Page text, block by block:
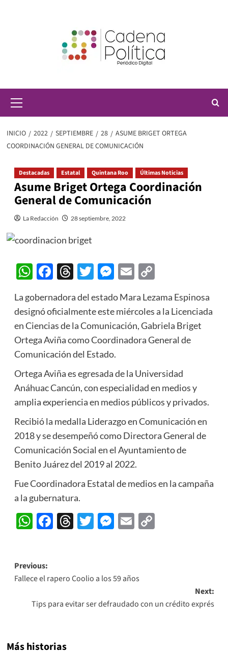
principal
INICIO 2022 SEPTIEMBRE 28
ASUME BRIGET ORTEGA
COORDINACIÓN GENERAL DE COMUNICACIÓN
Destacadas Estatal Quintana Roo Últimas Noticias
Asume Briget Ortega Coordinación
General de Comunicación
La Redacción 28 septiembre, 2022
WhatsApp
Facebook
Threads
Twitter
Messenger
EmailCopy
La gobernadora del estado Mara Lezama Espinosa
designó oficialmente este miércoles a la Licenciada
en Ciencias de la Comunicación, Gabriela Briget
Ortega Aviña como Coordinadora General de
Comunicación del Estado.
Ortega Aviña es egresada de la Universidad
Anáhuac Cancún, con especialidad en medios y
amplia experiencia en medios públicos y privados.
Recibió la medalla Liderazgo en Comunicación en
2018 y se desempeñó como Directora General de
Comunicación Social en el Ayuntamiento de
Benito Juárez del 2019 al 2022.
Fue Coordinadora Estatal de medios en la campaña
a la gubernatura.
WhatsApp
Facebook
Threads
Twitter
Messenger
EmailCopy
Post
navigation
Previous:
Fallece el rapero Coolio a los 59 años
Next:
Tips para evitar ser defraudado con un crédito exprés
Más historias